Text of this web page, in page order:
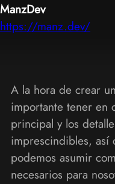
ManzDev
https://manz.dev/
A la hora de crear
importante tener en
principal y los
imprescindibles, así
podemos asumir
necesarios para